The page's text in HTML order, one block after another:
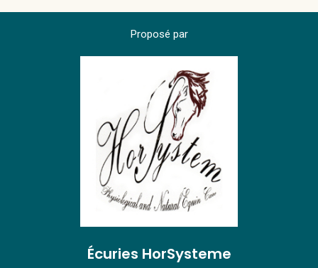
Proposé par
Écuries HorSysteme